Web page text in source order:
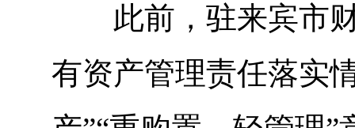
此前，驻来宾市财
有资产管理责任落实